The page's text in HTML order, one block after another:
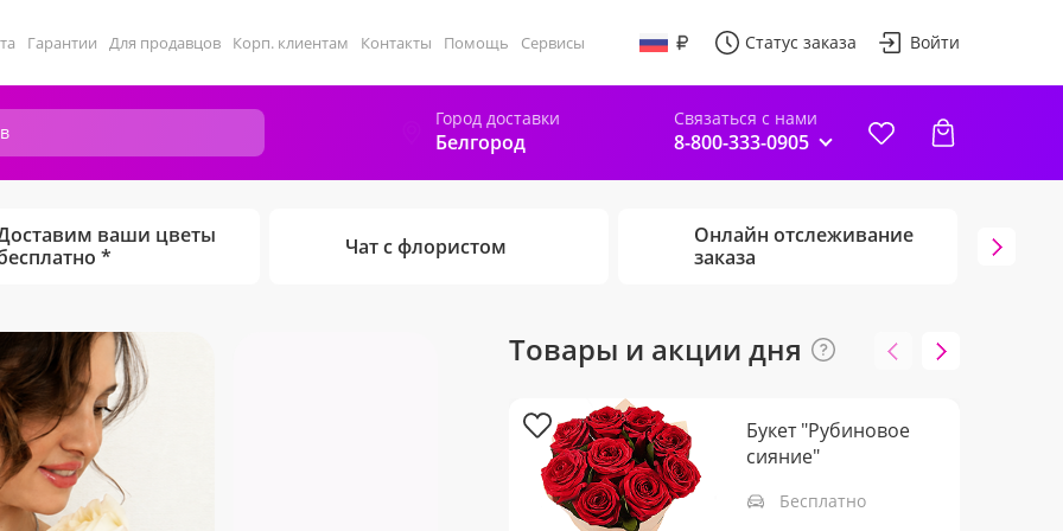
Гарантии Для продавцов Корп. клиентам Контакты Помощь Сервисы Статус заказа Войти
Город доставки
Белгород
Связаться с нами
8-800-333-0905
ваши цветы
*
Чат с флористом
Онлайн отслеживание
заказа
Товары и акции дня
Букет "Рубиновое
сияние"
Бесплатно